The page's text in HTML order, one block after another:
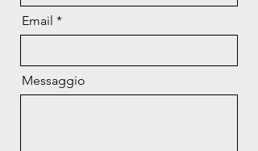
Email
Messaggio